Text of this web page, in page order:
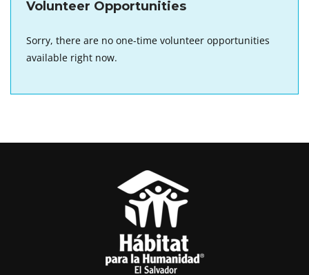
Volunteer Opportunities
Sorry, there are no one-time volunteer opportunities
available right now.